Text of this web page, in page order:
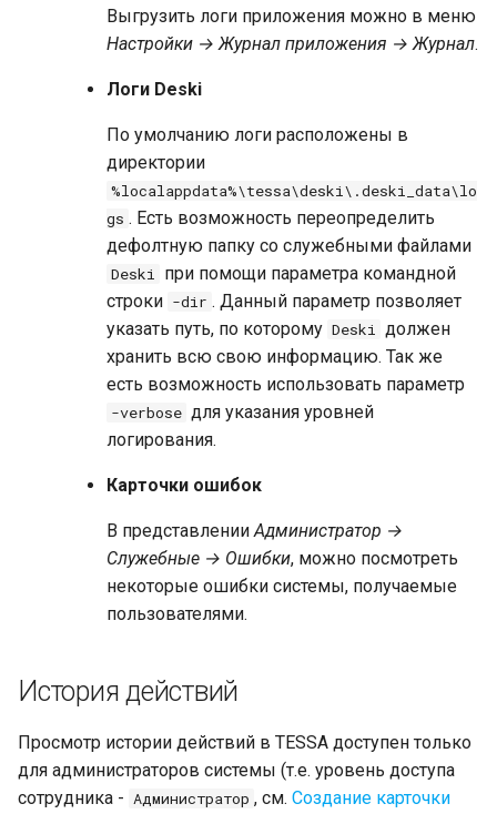
Выгрузить логи приложения можно в меню
Настройки → Журнал приложения → Журнал.
Логи Deski
По умолчанию логи расположены в
директории
%localappdata%\tessa\deski\.deski_data\lo
gs . Есть возможность переопределить
дефолтную папку со служебными файлами
Deski при помощи параметра командной
строки -dir . Данный параметр позволяет
указать путь, по которому Deski должен
хранить всю свою информацию. Так же
есть возможность использовать параметр
-verbose для указания уровней
логирования.
Карточки ошибок
В представленииАдминистратор →
Служебные → Ошибки, можно посмотреть
некоторые ошибки системы, получаемые
пользователями.
История действий
Просмотр истории действий в TESSA доступен только
для администраторов системы (т.е. уровень доступа
сотрудника - Администратор , см. Создание карточки